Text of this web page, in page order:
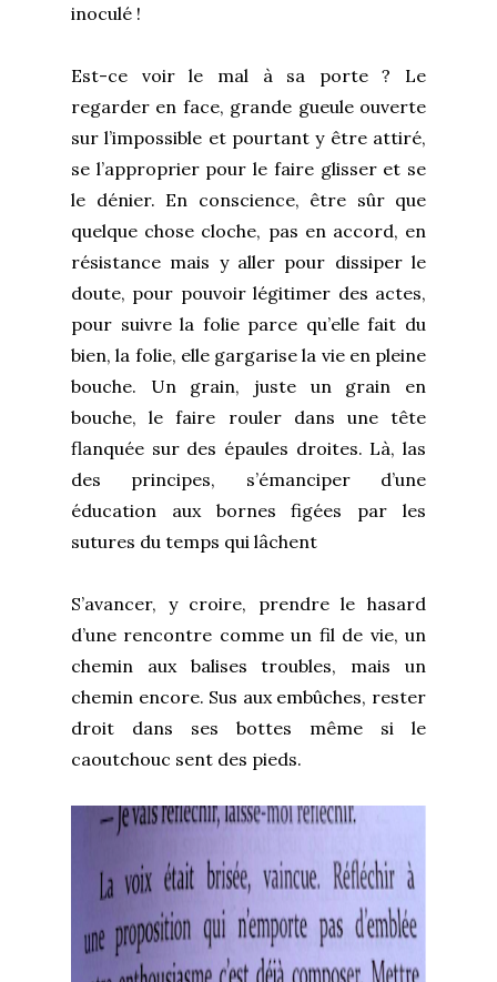
inoculé !
Est-ce voir le mal à sa porte ? Le
regarder en face, grande gueule ouverte
sur l’impossible et pourtant y être attiré,
se l’approprier pour le faire glisser et se
le dénier. En conscience, être sûr que
quelque chose cloche, pas en accord, en
résistance mais y aller pour dissiper le
doute, pour pouvoir légitimer des actes,
pour suivre la folie parce qu’elle fait du
bien, la folie, elle gargarise la vie en pleine
bouche. Un grain, juste un grain en
bouche, le faire rouler dans une tête
flanquée sur des épaules droites. Là, las
des principes, s’émanciper d’une
éducation aux bornes figées par les
sutures du temps qui lâchent
S’avancer, y croire, prendre le hasard
d’une rencontre comme un fil de vie, un
chemin aux balises troubles, mais un
chemin encore. Sus aux embûches, rester
droit dans ses bottes même si le
caoutchouc sent des pieds.